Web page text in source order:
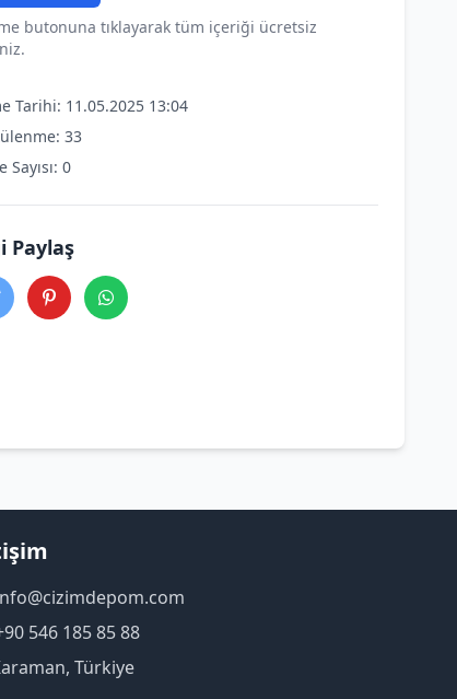
butonuna tıklayarak tüm içeriği ücretsiz
Tarihi: 11.05.2025 13:04
33
0
Paylaş
546 185 85 88
Türkiye